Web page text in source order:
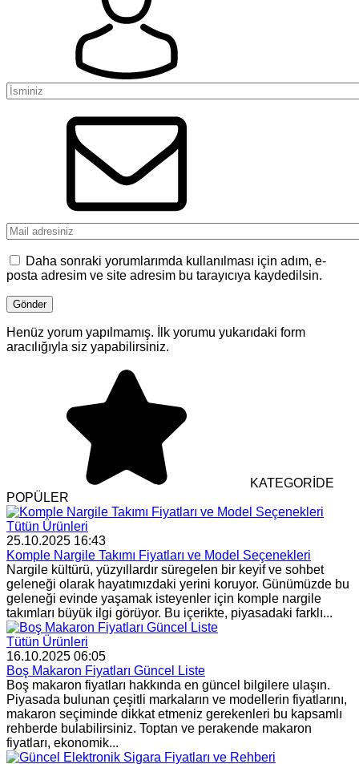
Daha sonraki yorumlarımda kullanılması için adım, e-
posta adresim ve site adresim bu tarayıcıya kaydedilsin.
Henüz yorum yapılmamış. İlk yorumu yukarıdaki form
aracılığıyla siz yapabilirsiniz.
KATEGORİDE
POPÜLER
Tütün Ürünleri
25.10.2025 16:43
Komple Nargile Takımı Fiyatları ve Model Seçenekleri
Nargile kültürü, yüzyıllardır süregelen bir keyif ve sohbet
geleneği olarak hayatımızdaki yerini koruyor. Günümüzde bu
geleneği evinde yaşamak isteyenler için komple nargile
takımları büyük ilgi görüyor. Bu içerikte, piyasadaki farklı...
Tütün Ürünleri
16.10.2025 06:05
Boş Makaron Fiyatları Güncel Liste
Boş makaron fiyatları hakkında en güncel bilgilere ulaşın.
Piyasada bulunan çeşitli markaların ve modellerin fiyatlarını,
makaron seçiminde dikkat etmeniz gerekenleri bu kapsamlı
rehberde bulabilirsiniz. Toptan ve perakende makaron
fiyatları, ekonomik...